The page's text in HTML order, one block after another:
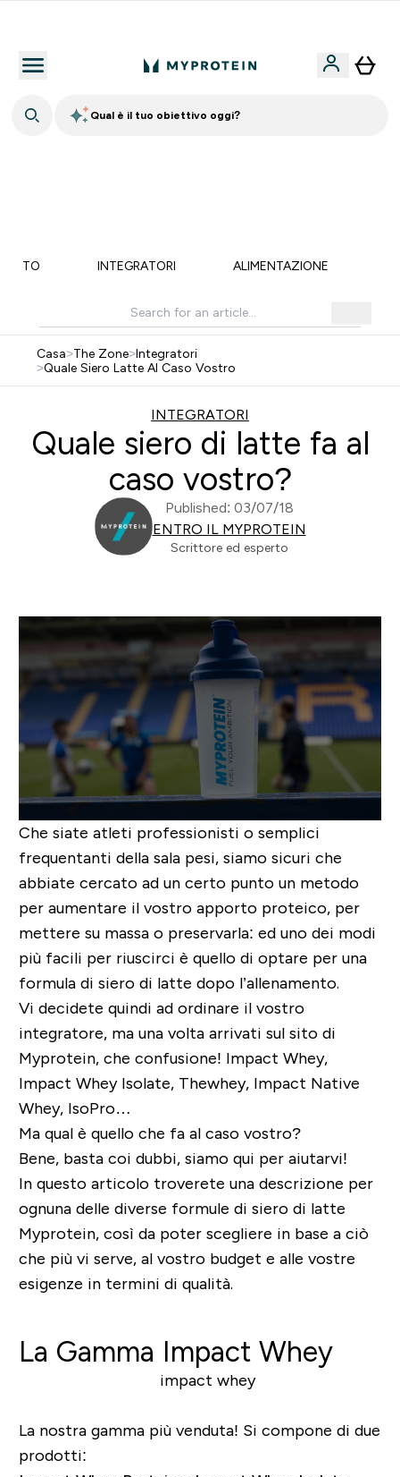
Qual è il tuo obiettivo oggi?
INTEGRATORI ALIMENTAZIONE
Casa>The Zone>Integratori
>Quale Siero Latte Al Caso Vostro
INTEGRATORI
Quale siero di latte fa al
caso vostro?
Published: 03/07/18
ENTRO IL MYPROTEIN
Scrittore ed esperto
Che siate atleti professionisti o semplici
frequentanti della sala pesi, siamo sicuri che
abbiate cercato ad un certo punto un metodo
per aumentare il vostro apporto proteico, per
mettere su massa o preservarla: ed uno dei modi
più facili per riuscirci è quello di optare per una
formula di siero di latte dopo l’allenamento.
Vi decidete quindi ad ordinare il vostro
integratore, ma una volta arrivati sul sito di
Myprotein, che confusione! Impact Whey,
Impact Whey Isolate, Thewhey, Impact Native
Whey, IsoPro…
Ma qual è quello che fa al caso vostro?
Bene, basta coi dubbi, siamo qui per aiutarvi!
In questo articolo troverete una descrizione per
ognuna delle diverse formule di siero di latte
Myprotein, così da poter scegliere in base a ciò
che più vi serve, al vostro budget e alle vostre
esigenze in termini di qualità.
La Gamma Impact Whey
La nostra gamma più venduta! Si compone di due
prodotti: